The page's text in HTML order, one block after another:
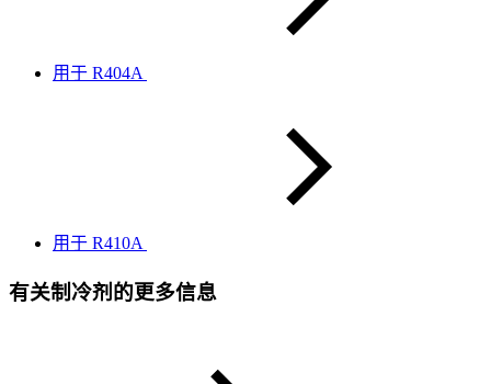
用于 R404A
用于 R410A
有关制冷剂的更多信息